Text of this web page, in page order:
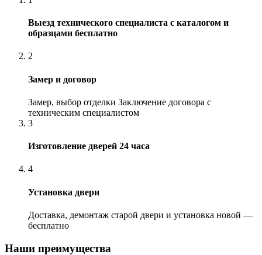
Выезд технического специалиста с каталогом и
образцами бесплатно
2
Замер и договор
Замер, выбор отделки Заключение договора с
техническим специалистом
3
Изготовление дверей 24 часа
4
Установка двери
Доставка, демонтаж старой двери и установка новой —
бесплатно
Наши преимущества